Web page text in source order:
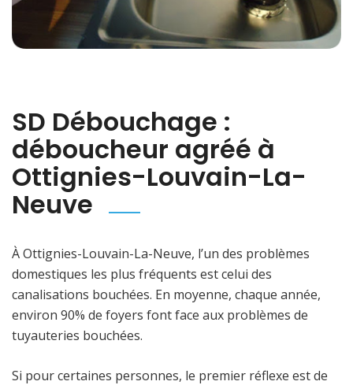
SD Débouchage :
déboucheur agréé à
Ottignies-Louvain-La-
Neuve
À Ottignies-Louvain-La-Neuve, l’un des problèmes
domestiques les plus fréquents est celui des
canalisations bouchées. En moyenne, chaque année,
environ 90% de foyers font face aux problèmes de
tuyauteries bouchées.
Si pour certaines personnes, le premier réflexe est de